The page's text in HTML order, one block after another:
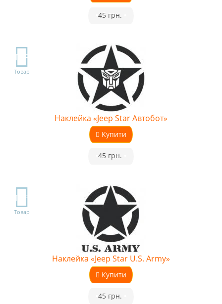
45 грн.
TOP
Товар
Наклейка «Jeep Star Автобот»
Купити
45 грн.
TOP
Товар
Наклейка «Jeep Star U.S. Army»
Купити
45 грн.